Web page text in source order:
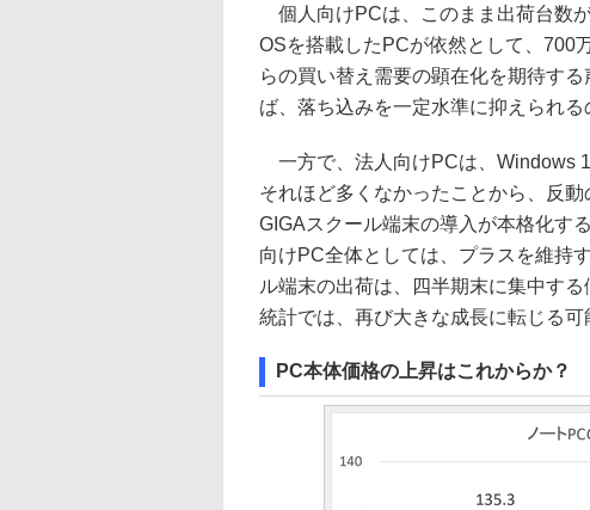
個人向けPCは、このまま出荷台数
OSを搭載したPCが依然として、700
らの買い替え需要の顕在化を期待す
ば、落ち込みを一定水準に抑えられる
一方で、法人向けPCは、Windows
それほど多くなかったことから、反
GIGAスクール端末の導入が本格化す
向けPC全体としては、プラスを維持
ル端末の出荷は、四半期末に集中す
統計では、再び大きな成長に転じる可
PC本体価格の上昇はこれからか？